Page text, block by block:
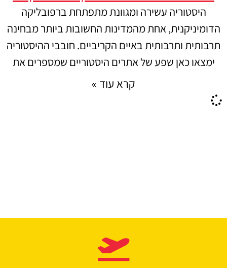
היסטוריה עשירה ומגוונת מתפתחת ברפובליקה
הדומיניקנית, אחת מהמדינות החשובות ביותר מבחינה
תרבותית ותרבותית באיים הקריביים. חובבי ההיסטוריה
ימצאו כאן שפע של אתרים היסטוריים שמספרים את
קרא עוד »